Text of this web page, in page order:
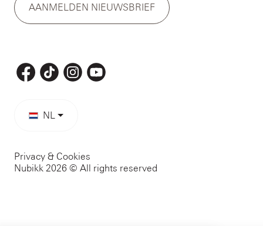
AANMELDEN NIEUWSBRIEF
NL
Privacy & Cookies
Nubikk 2026 © All rights reserved